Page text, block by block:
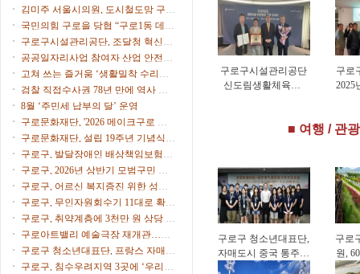
정원’ 식재 행사 개최
김미주 서울시의원, 도시철도망 구축
계획 시민공청회 참석
국민의힘 구로을 당협 “구로1동 데이
터센터 추진 중단을”
구로구시설관리공단, 조달청 혁신제
품 도입으로 공영주차장 화재 대응력
강화
공공일자리사업 참여자 산업 안전·
보건 교육 실시
고쳐 쓰는 즐거움 ‘생활밀착 수리교
육’ 운영
검찰 직접수사권 78년 만에 역사 속
으로
8월 ‘주민세 납부의 달’ 운영
구로문화재단, '2026 메이크구로 아
트마켓' 참가자 모집
구로문화재단, 설립 19주년 기념식
개최
구로구, 발달장애인 배상책임보험으
로 생활 속 사고 보상
구로구, 2026년 상반기 모범구민 표
창 수여
구로구, 어르신 복지증진 위한 성금
500만원 전달
구로구, 무인자원회수기 11대로 확대
운영
구로구, 취약계층에 3천만 원 상당 후
원물품 전달
구로아트밸리 예술극장 재개관…이
탈리아·한국 협연 '별들의 투란도트'
구로구 청소년대표단, 프랑스 자매도
시서 문화교류
구로구, 침수우려지역 3곳에 ‘우리동
중장년 일자리 창출
업무협약
빌리
구로구시설관리공단
신도림생활체육관,
구로
2025
■ 여행 / 관
구로구 청소년대표단,
자매도시 중국 통주구
방문…4박 5일 교류
구로
원,